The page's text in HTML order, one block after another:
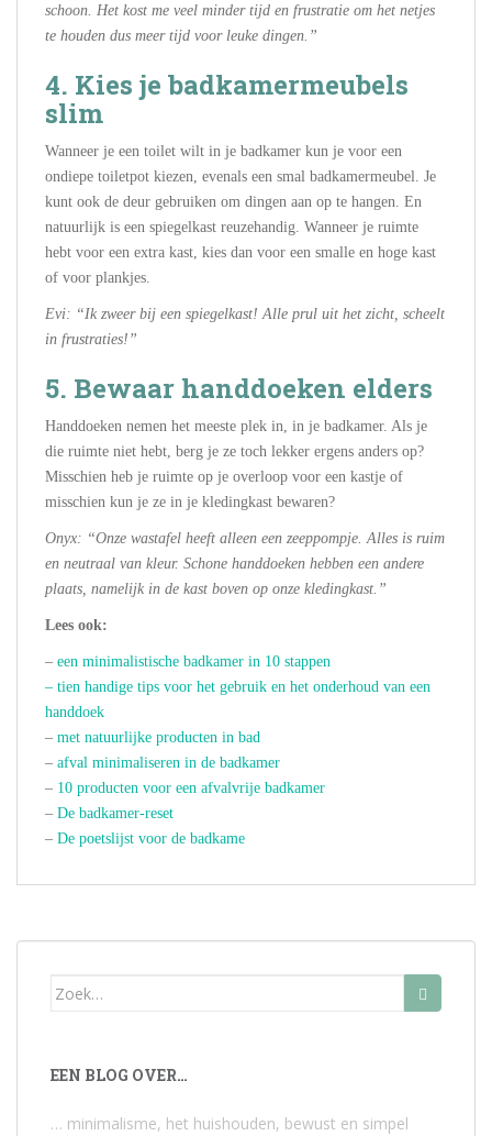
schoon. Het kost me veel minder tijd en frustratie om het netjes
te houden dus meer tijd voor leuke dingen.”
4. Kies je badkamermeubels
slim
Wanneer je een toilet wilt in je badkamer kun je voor een
ondiepe toiletpot kiezen, evenals een smal badkamermeubel. Je
kunt ook de deur gebruiken om dingen aan op te hangen. En
natuurlijk is een spiegelkast reuzehandig. Wanneer je ruimte
hebt voor een extra kast, kies dan voor een smalle en hoge kast
of voor plankjes.
Evi: “Ik zweer bij een spiegelkast! Alle prul uit het zicht, scheelt
in frustraties!”
5. Bewaar handdoeken elders
Handdoeken nemen het meeste plek in, in je badkamer. Als je
die ruimte niet hebt, berg je ze toch lekker ergens anders op?
Misschien heb je ruimte op je overloop voor een kastje of
misschien kun je ze in je kledingkast bewaren?
Onyx: “Onze wastafel heeft alleen een zeeppompje. Alles is ruim
en neutraal van kleur. Schone handdoeken hebben een andere
plaats, namelijk in de kast boven op onze kledingkast.”
Lees ook:
– een minimalistische badkamer in 10 stappen
– tien handige tips voor het gebruik en het onderhoud van een
handdoek
– met natuurlijke producten in bad
– afval minimaliseren in de badkamer
– 10 producten voor een afvalvrije badkamer
– De badkamer-reset
– De poetslijst voor de badkame
Zoek
EEN BLOG OVER…
… minimalisme, het huishouden, bewust en simpel